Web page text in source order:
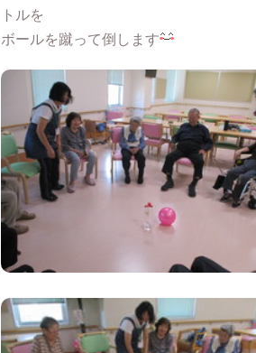
トルを
ボールを蹴って倒します